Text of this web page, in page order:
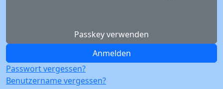
Passkey verwenden
Anmelden
Passwort vergessen?
Benutzername vergessen?